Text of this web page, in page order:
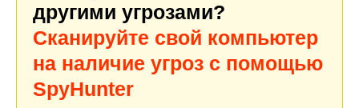
другими угрозами?
Сканируйте свой компьютер
на наличие угроз с помощью
SpyHunter